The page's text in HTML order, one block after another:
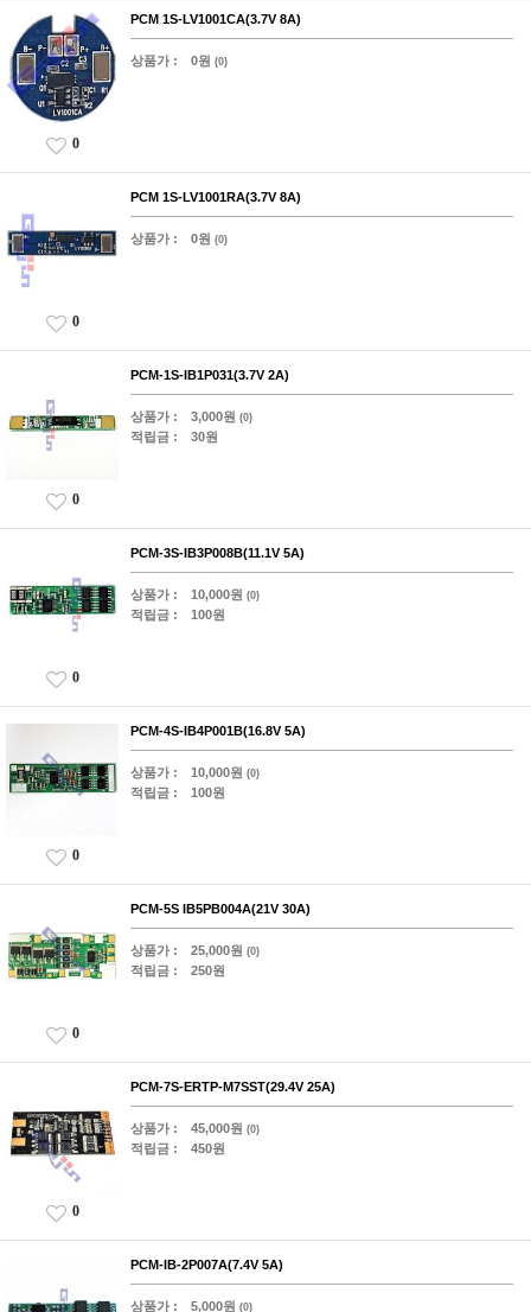
PCM 1S-LV1001CA(3.7V 8A)
상품가 : 0원 (0)
0
PCM 1S-LV1001RA(3.7V 8A)
상품가 : 0원 (0)
0
PCM-1S-IB1P031(3.7V 2A)
상품가 : 3,000원 (0)
적립금 : 30원
0
PCM-3S-IB3P008B(11.1V 5A)
상품가 : 10,000원 (0)
적립금 : 100원
0
PCM-4S-IB4P001B(16.8V 5A)
상품가 : 10,000원 (0)
적립금 : 100원
0
PCM-5S IB5PB004A(21V 30A)
상품가 : 25,000원 (0)
적립금 : 250원
0
PCM-7S-ERTP-M7SST(29.4V 25A)
상품가 : 45,000원 (0)
적립금 : 450원
0
PCM-IB-2P007A(7.4V 5A)
상품가 : 5,000원 (0)